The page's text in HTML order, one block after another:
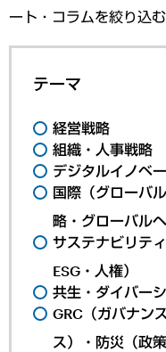
ート・コラムを絞り込
テーマ
経営戦略
組織・人事戦略
デジタルイノベ
国際（グローバ
略・グローバルヘ
サステナビリテ
ESG・人権）
共生・ダイバー
GRC（ガバナン
ス）・防災（政策